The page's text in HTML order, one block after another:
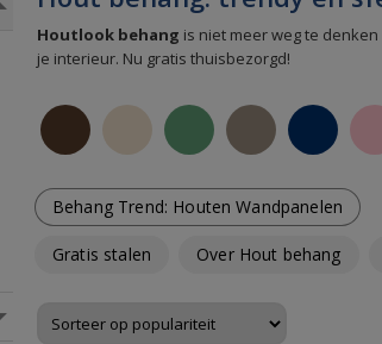
Houtlook behang is niet meer weg te
je interieur. Nu gratis thuisbezorgd!
Behang Trend: Houten Wandpanelen
Gratis stalen Over Hout behang